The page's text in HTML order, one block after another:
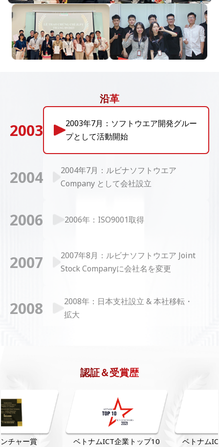
沿革
2003
2003年7月：ソフトウエア開発グルー
プとして活動開始
2004
2004年7月：ルビナソフトウエア
Company として会社設立
2006 2006年：ISO9001取得
2007
2007年8月：ルビナソフトウエア Joint
Stock Companyに会社名を変更
2008
2008年：日本支社設立 & 本社移転・
拡大
2011
2012 2012年：CMMIレベル3取得
認証＆受賞歴
ベトナムICT企業トップ10 ベトナムICT企業トッ